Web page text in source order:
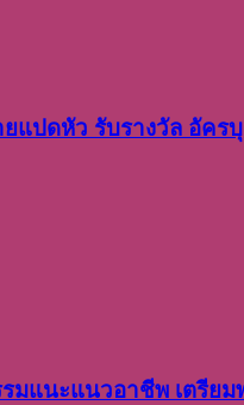
ยแปดหัว รับรางวัล อั
แนะแนวอาชีพ เตรีย